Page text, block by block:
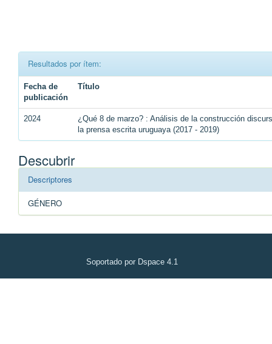
Resultados por ítem:
Fecha de
publicación
Título
2024
¿Qué 8 de marzo? : Análisis de la construcción
la prensa escrita uruguaya (2017 - 2019)
Descubrir
Descriptores
GÉNERO
Soportado por Dspace 4.1